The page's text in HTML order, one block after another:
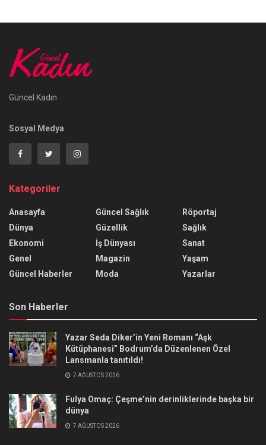
Güncel Kadın
Sosyal Medya
Kategoriler
Anasayfa
Dünya
Ekonomi
Genel
Güncel Haberler
Güncel Sağlık
Güzellik
İş Dünyası
Magazin
Moda
Röportaj
Sağlık
Sanat
Yaşam
Yazarlar
Son Haberler
Yazar Seda Diker’in Yeni Romanı “Aşk
Kütüphanesi” Bodrum’da Düzenlenen Özel
Lansmanla tanıtıldı!
7 AĞUSTOS 2026
Fulya Omaç: Çeşme’nin derinliklerinde başka bir
dünya
7 AĞUSTOS 2026